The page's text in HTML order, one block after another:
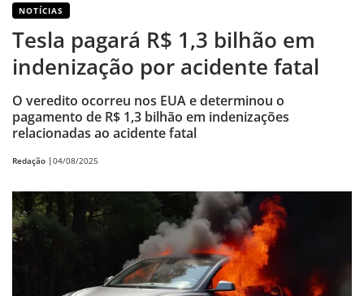
NOTÍCIAS
Tesla pagará R$ 1,3 bilhão em
indenização por acidente fatal
O veredito ocorreu nos EUA e determinou o
pagamento de R$ 1,3 bilhão em indenizações
relacionadas ao acidente fatal
Redação |04/08/2025